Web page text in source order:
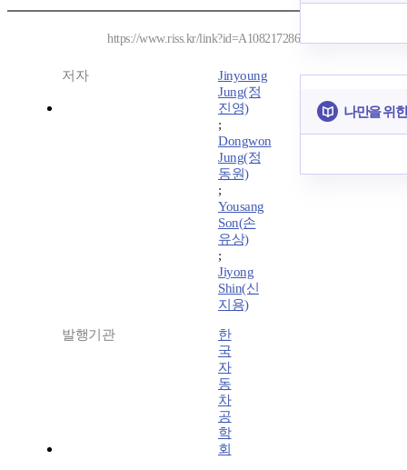
https://www.riss.kr/link?id=A108217286
저자
Jinyoung
Jung(정
진영)
;
Dongwon
Jung(정
동원)
;
Yousang
Son(손
유상)
;
Jiyong
Shin(신
지용)
발행기관
한
국
자
동
차
공
학
회
나만을 위